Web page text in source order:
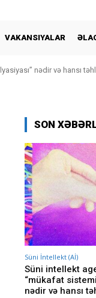
VAKANSIYALAR
nədir və hansı
SON
Süni İntellekt (Aİ)
Süni intellekt
“mükafat
nədir və hansı